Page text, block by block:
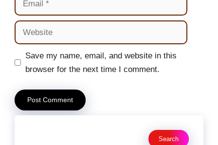
Website
Save my name, email, and website in this
browser for the next time I comment.
Search